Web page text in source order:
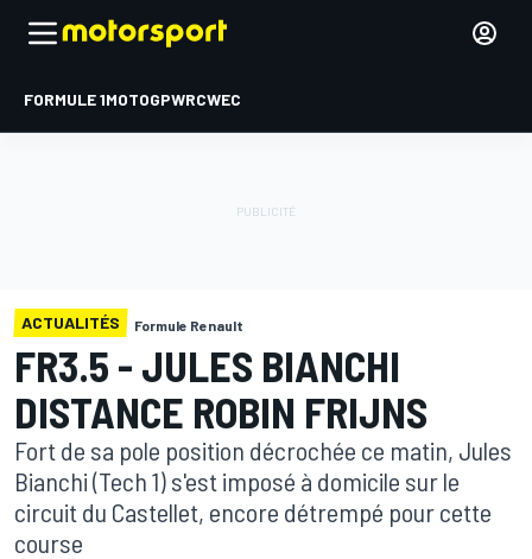
FORMULE 1MOTOGPWRCWEC
ACTUALITÉS Formule Renault
FR3.5 - JULES BIANCHI
DISTANCE ROBIN FRIJNS
Fort de sa pole position décrochée ce matin, Jules
Bianchi (Tech 1) s'est imposé à domicile sur le
circuit du Castellet, encore détrempé pour cette
course